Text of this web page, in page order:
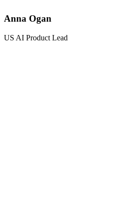
Anna Ogan
US AI Product Lead